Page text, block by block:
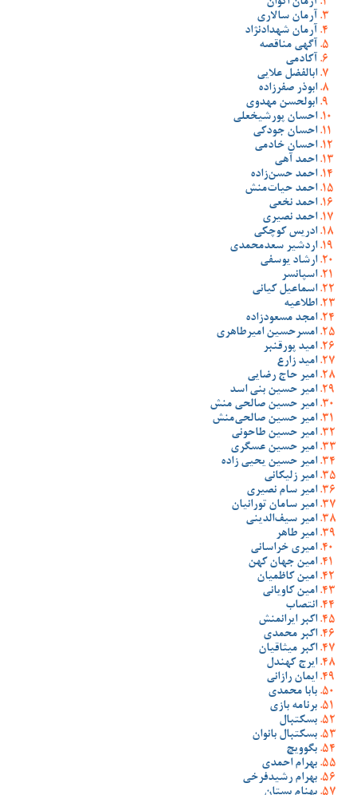
آرمان اکوان
آرمان سالاری
آرمان شهدادنژاد
آگهی مناقصه
آکادمی
ابالفضل علایی
ابوذر صفرزاده
ابولحسن مهدوی
احسان پورشیخعلی
احسان جودکی
احسان خادمی
احمد آهی
احمد حسن‌زاده
احمد حیات‌منش
احمد نخعی
احمد نصیری
ادریس کوچکی
اردشیر سعدمحمدی
ارشاد یوسفی
اسپانسر
اسماعیل کیانی
اطلاعیه
امجد مسعودزاده
امسرحسین امیرطاهری
امید پورقنبر
امید زارع
امیر حاج رضایی
امیر حسین بنی اسد
امیر حسین صالحی منش
امیر حسین صالحی‌منش
امیر حسین طاحونی
امیر حسین عسگری
امیر حسین یحیی زاده
امیر زلیکانی
امیر سام نصیری
امیر سامان تورانیان
امیر سیف‌الدینی
امیر طاهر
امیری خراسانی
امین جهان کهن
امین کاظمیان
امین کاویانی
انتصاب
اکبر ایرانمنش
اکبر محمدی
اکبر میثاقیان
ایرج کهندل
ایمان رازانی
بابا محمدی
برنامه بازی
بسکتبال
بسکتبال بانوان
بگوویچ
بهرام احمدی
بهرام رشیدفرخی